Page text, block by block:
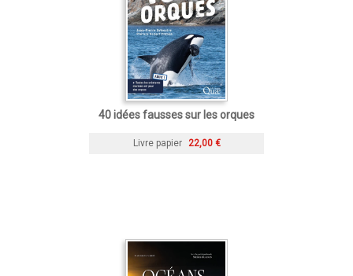
40 idées fausses sur les orques
Livre papier 22,00 €